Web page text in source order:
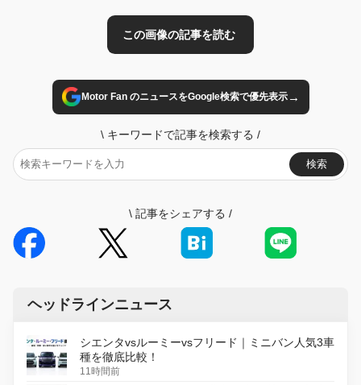
Motor Fan のニュースをGoogle検索で優先表示→
\ キーワードで記事を検索する /
検索
\ 記事をシェアする /
ヘッドラインニュース
シエンタvsルーミーvsフリード｜ミニバン人気3車
種を徹底比較！
11時間前